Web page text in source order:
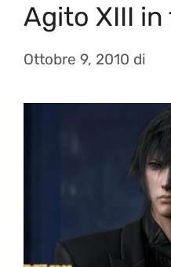
Agito XIII in
Ottobre 9, 2010 di